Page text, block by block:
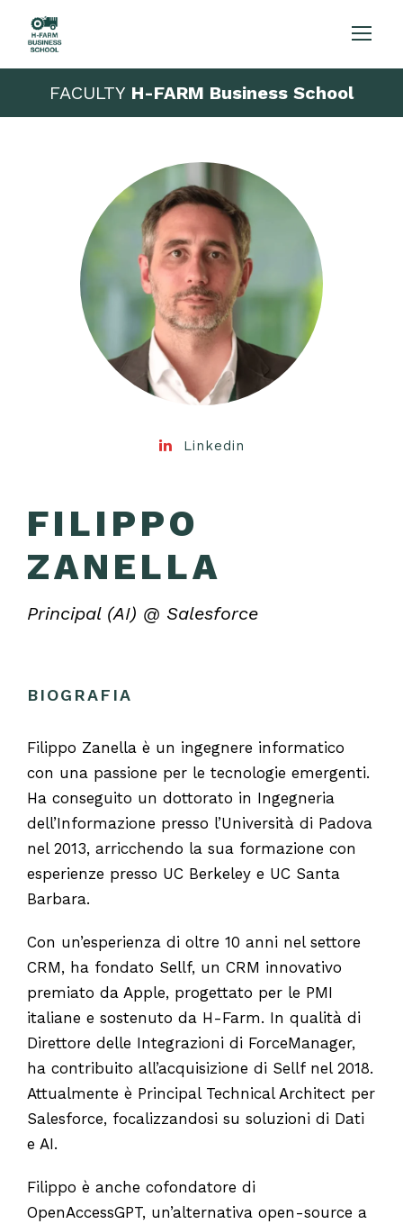
FACULTY H-FARM Business School
Linkedin
FILIPPO
ZANELLA
Principal (AI) @ Salesforce
BIOGRAFIA
Filippo Zanella è un ingegnere informatico
con una passione per le tecnologie emergenti.
Ha conseguito un dottorato in Ingegneria
dell’Informazione presso l’Università di Padova
nel 2013, arricchendo la sua formazione con
esperienze presso UC Berkeley e UC Santa
Barbara.
Con un’esperienza di oltre 10 anni nel settore
CRM, ha fondato Sellf, un CRM innovativo
premiato da Apple, progettato per le PMI
italiane e sostenuto da H-Farm. In qualità di
Direttore delle Integrazioni di ForceManager,
ha contribuito all’acquisizione di Sellf nel 2018.
Attualmente è Principal Technical Architect per
Salesforce, focalizzandosi su soluzioni di Dati
e AI.
Filippo è anche cofondatore di
OpenAccessGPT, un’alternativa open-source a